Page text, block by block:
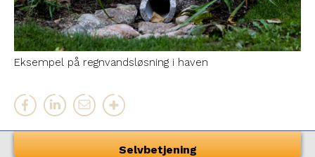
Eksempel på regnvandsløsning i haven
Selvbetjening